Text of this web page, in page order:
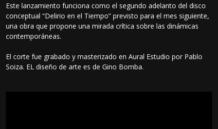
Este lanzamiento funciona como el segundo adelanto del disco
conceptual “Delirio en el Tiempo” previsto para el mes siguiente,
una obra que propone una mirada crítica sobre las dinámicas
contemporáneas.
El corte fue grabado y masterizado en Aural Estudio por Pablo
Soiza. EL diseño de arte es de Gino Bomba.